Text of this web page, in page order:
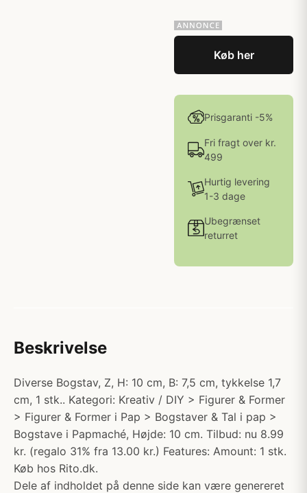
Køb her
Prisgaranti -5%
Fri fragt over kr.
499
Hurtig levering
1-3 dage
Ubegrænset
returret
Beskrivelse
Diverse Bogstav, Z, H: 10 cm, B: 7,5 cm, tykkelse 1,7
cm, 1 stk.. Kategori: Kreativ / DIY > Figurer & Former
> Figurer & Former i Pap > Bogstaver & Tal i pap >
Bogstave i Papmaché, Højde: 10 cm. Tilbud: nu 8.99
kr. (regalo 31% fra 13.00 kr.) Features: Amount: 1 stk.
Køb hos Rito.dk.
Dele af indholdet på denne side kan være genereret